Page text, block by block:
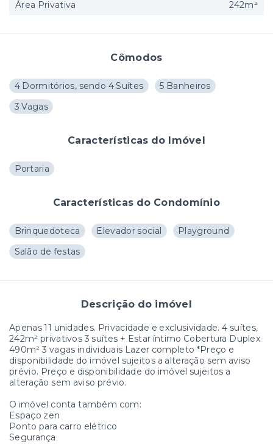
Cômodos
4 Dormitórios, sendo 4 Suítes
5 Banheiros
3 Vagas
Características do Imóvel
Portaria
Características do Condomínio
Brinquedoteca Elevador social
Playground
Salão de festas
Descrição do imóvel
Apenas 11 unidades. Privacidade e exclusividade. 4 suítes,
242m² privativos 3 suítes + Estar íntimo Cobertura Duplex
490m² 3 vagas individuais Lazer completo *Preço e
disponibilidade do imóvel sujeitos a alteração sem aviso
prévio. Preço e disponibilidade do imóvel sujeitos a
alteração sem aviso prévio.
O imóvel conta também com:
Espaço zen
Ponto para carro elétrico
Segurança
Área Privativa
242m²